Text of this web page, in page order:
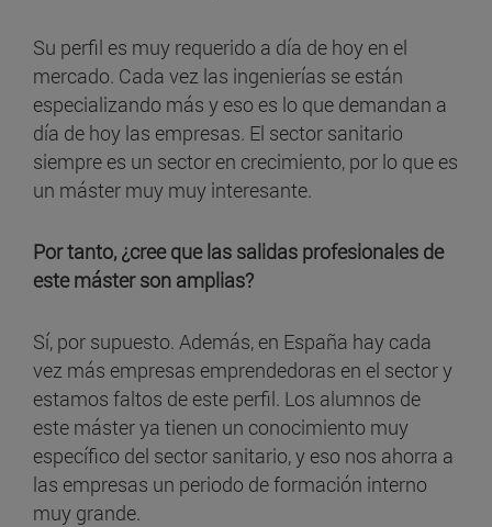
Su perfil es muy requerido a día de hoy en el
mercado. Cada vez las ingenierías se están
especializando más y eso es lo que demandan a
día de hoy las empresas. El sector sanitario
siempre es un sector en crecimiento, por lo que es
un máster muy muy interesante.
Por tanto, ¿cree que las salidas profesionales de
este máster son amplias?
Sí, por supuesto. Además, en España hay cada
vez más empresas emprendedoras en el sector y
estamos faltos de este perfil. Los alumnos de
este máster ya tienen un conocimiento muy
específico del sector sanitario, y eso nos ahorra a
las empresas un periodo de formación interno
muy grande.